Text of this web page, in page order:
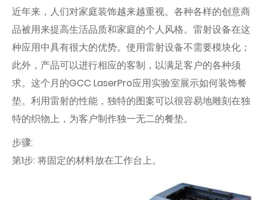
近年来，人们对家庭装饰越来越重视。各种各样的创意商
品被用来提高生活品质和家庭的个人风格。雷射设备在这
种应用中具有很大的优势。使用雷射设备不需要模块化；
此外，产品可以进行相应的客制，以满足客户的各种须
求。这个月的GCC LaserPro应用实验室展示如何装饰餐
垫。利用雷射的性能，独特的图案可以很容易地雕刻在独
特的织物上，为客户制作独一无二的餐垫。
步骤:
第1步: 将固定的材料放在工作台上。